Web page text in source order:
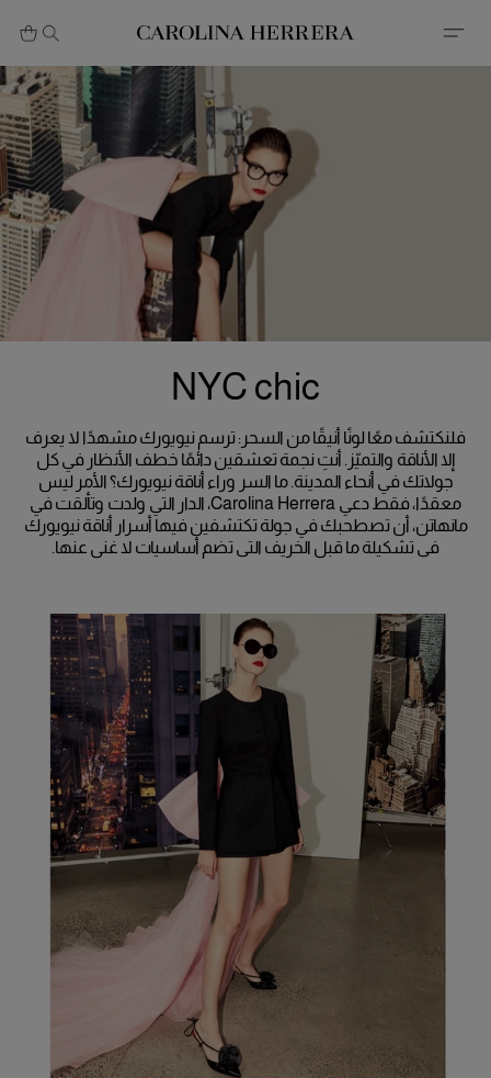
بيان إمكانية الوصول (الرابط)
NYC chic
فلنكتشف معًا لونًا أنيقًا من السحر: ترسم نيويورك مشهدًا لا يعرف
إلا الأناقة والتميّز. أنتِ نجمة تعشقين دائمًا خطف الأنظار في كل
جولاتك في أنحاء المدينة. ما السر وراء أناقة نيويورك؟ الأمر ليس
معقدًا، فقط دعي Carolina Herrera، الدار التي ولدت وتألقت في
مانهاتن، أن تصطحبك في جولة تكتشفين فيها أسرار أناقة نيويورك
في تشكيلة ما قبل الخريف التي تضم أساسيات لا غنى عنها.